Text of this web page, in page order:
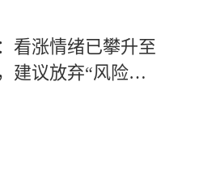
看涨情绪已攀升至
建议放弃“风险资